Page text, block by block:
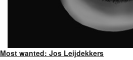
Most wanted: Jos Leijdekkers